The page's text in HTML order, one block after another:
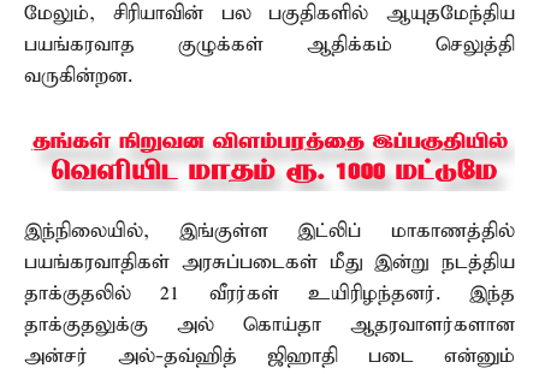
மேலும், சிரியாவின் பல பகுதிகளில் ஆயுதமேந்திய
பயங்கரவாத குழுக்கள் ஆதிக்கம் செலுத்தி
வருகின்றன.
இந்நிலையில், இங்குள்ள இட்லிப் மாகாணத்தில்
பயங்கரவாதிகள் அரசுப்படைகள் மீது இன்று நடத்திய
தாக்குதலில் 21 வீரர்கள் உயிரிழந்தனர். இந்த
தாக்குதலுக்கு அல் கொய்தா ஆதரவாளர்களான
அன்சர் அல்-தவ்ஹித் ஜிஹாதி படை என்னும்